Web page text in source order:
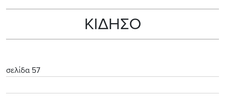
ΚΙΔΗΣΟ
σελίδα 57